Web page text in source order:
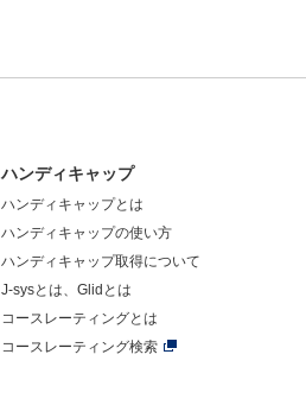
ハンディキャップ
ハンディキャップとは
ハンディキャップの使い方
ハンディキャップ取得について
J-sysとは、Glidとは
コースレーティングとは
コースレーティング検索